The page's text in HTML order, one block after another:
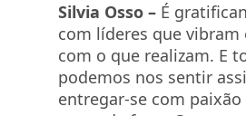
Silvia Osso – É
com líderes que vibram
com o que realizam. E
podemos nos sentir
entregar-se com